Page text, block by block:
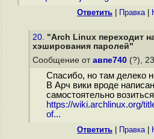
Ответить Правка|
20. "Arch Linux переходит
хэширования паролей"
Сообщение от авпе740 (?),
Спасибо, но там делеко
В Арч вики вроде
самостоятельно
https://wiki.archlinux.org/
of...
Ответить Правка|